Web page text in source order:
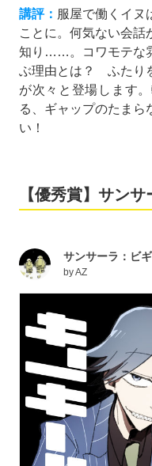
講評： 服屋で働くイヌ
ことに。何気ない会話
知り……。コワモテな
ぶ理由とは？ ふたり
が次々と登場します
る、ギャップのたまら
い！
【優秀賞】サン
サンサーラ：ビ
byAZ